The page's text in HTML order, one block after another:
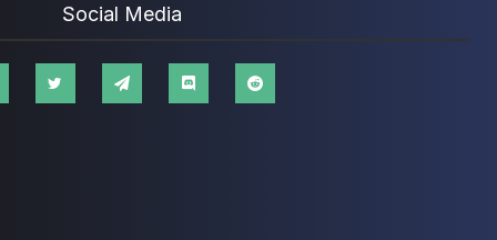
Social Media